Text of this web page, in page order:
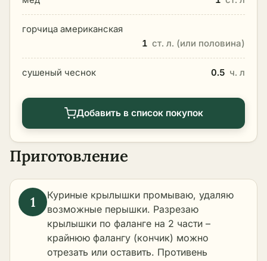
горчица американская
1 ст. л. (или половина)
сушеный чеснок 0.5 ч. л
Добавить в список покупок
Приготовление
Куриные крылышки промываю, удаляю
возможные перышки. Разрезаю
крылышки по фаланге на 2 части –
крайнюю фалангу (кончик) можно
отрезать или оставить. Противень